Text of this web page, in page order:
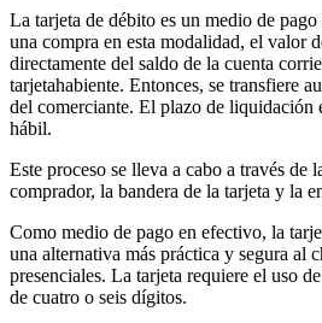
La tarjeta de débito es un medio de
una compra en esta modalidad, el valor
directamente del saldo de la cuenta
tarjetahabiente. Entonces, se transfiere
del comerciante. El plazo de liquidación
hábil.
Este proceso se lleva a cabo a través de
comprador, la bandera de la tarjeta y la
Como medio de pago en efectivo, la
una alternativa más práctica y segura al
presenciales. La tarjeta requiere el uso
de cuatro o seis dígitos.